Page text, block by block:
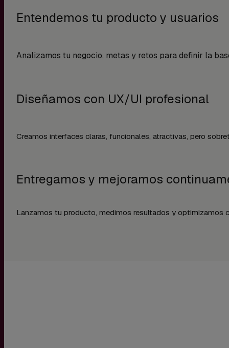
Entendemos tu producto y usuarios
Analizamos tu negocio, metas y retos para definir la
Diseñamos con UX/UI profesional
Creamos interfaces claras, funcionales, atractivas, pero
Entregamos y mejoramos
Lanzamos tu producto, medimos resultados y optimizamos